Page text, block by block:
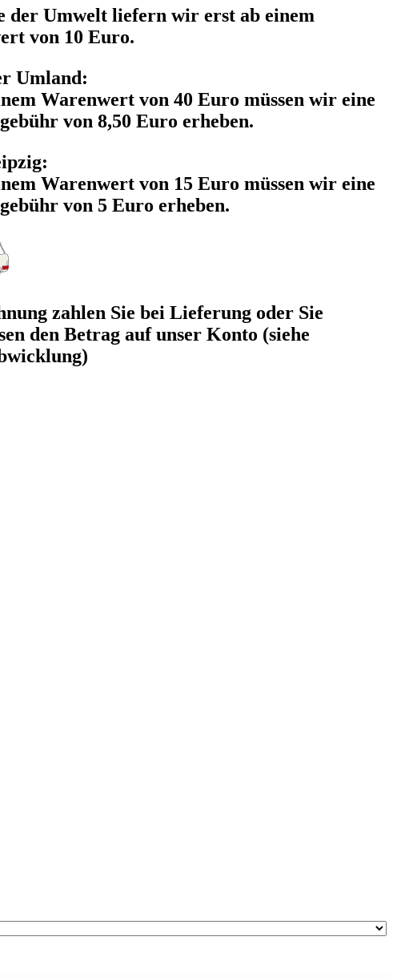
der Umwelt liefern wir erst ab einem
von 10 Euro.
Umland:
Warenwert von 40 Euro müssen wir eine
von 8,50 Euro erheben.
Warenwert von 15 Euro müssen wir eine
von 5 Euro erheben.
zahlen Sie bei Lieferung oder Sie
den Betrag auf unser Konto (siehe